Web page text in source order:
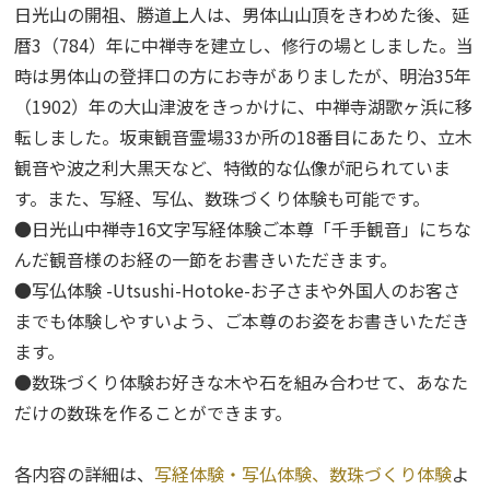
日光山の開祖、勝道上人は、男体山山頂をきわめた後、延
暦3（784）年に中禅寺を建立し、修行の場としました。当
時は男体山の登拝口の方にお寺がありましたが、明治35年
（1902）年の大山津波をきっかけに、中禅寺湖歌ヶ浜に移
転しました。坂東観音霊場33か所の18番目にあたり、立木
観音や波之利大黒天など、特徴的な仏像が祀られていま
す。また、写経、写仏、数珠づくり体験も可能です。
●日光山中禅寺16文字写経体験ご本尊「千手観音」にちな
んだ観音様のお経の一節をお書きいただきます。
●写仏体験 -Utsushi-Hotoke-お子さまや外国人のお客さ
までも体験しやすいよう、ご本尊のお姿をお書きいただき
ます。
●数珠づくり体験お好きな木や石を組み合わせて、あなた
だけの数珠を作ることができます。
各内容の詳細は、写経体験・写仏体験、数珠づくり体験よ